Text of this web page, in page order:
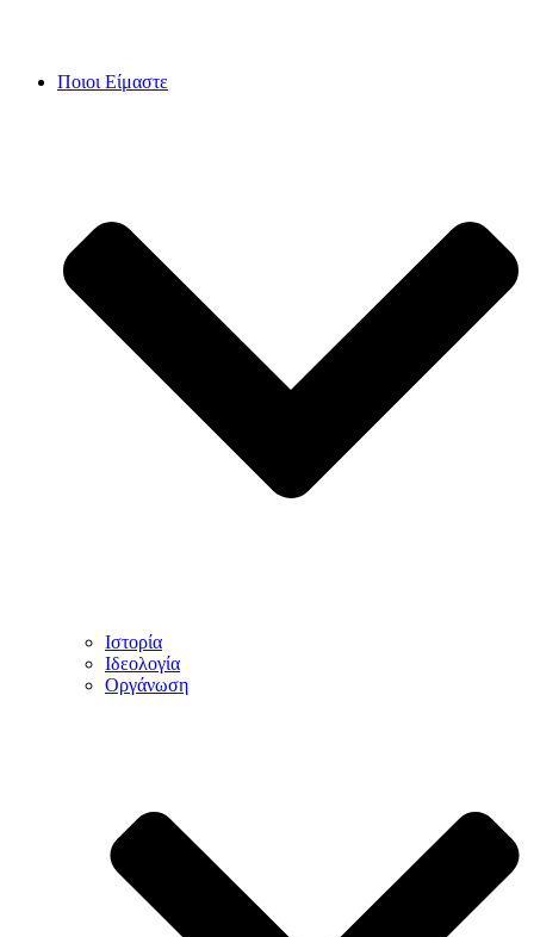
Ποιοι Είμαστε
Ιστορία
Ιδεολογία
Οργάνωση